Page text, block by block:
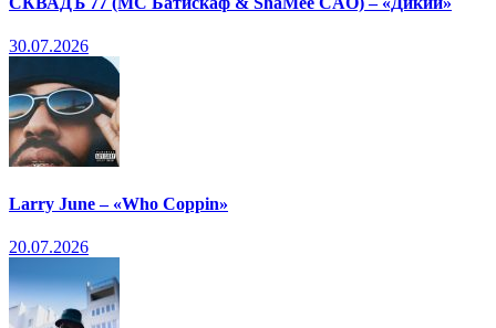
30.07.2026
Larry June – «Who Coppin»
20.07.2026